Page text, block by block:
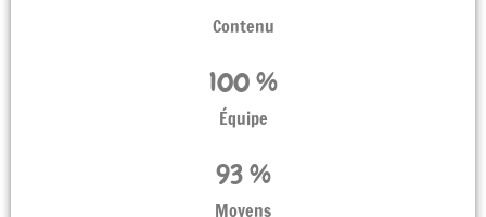
Contenu
Équipe
100 %
Moyens
93 %